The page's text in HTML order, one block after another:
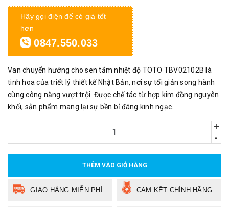
Hãy gọi điện để có giá tốt
hơn
0847.550.033
Van chuyển hướng cho sen tắm nhiệt độ TOTO TBV02102B là
tinh hoa của triết lý thiết kế Nhật Bản, nơi sự tối giản song hành
cùng công năng vượt trội. Được chế tác từ hợp kim đồng nguyên
khối, sản phẩm mang lại sự bền bỉ đáng kinh ngạc...
+
-
THÊM VÀO GIỎ HÀNG
GIAO HÀNG MIỄN PHÍ CAM KẾT CHÍNH HÃNG